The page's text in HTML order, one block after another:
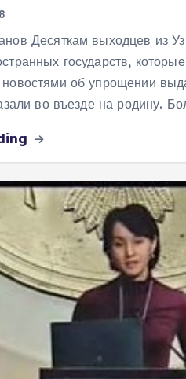
Десяткам выходцев из
государств,
об упрощении
во въезде на родину.